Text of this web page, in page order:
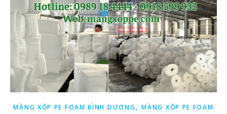
MÀNG XỐP PE FOAM BÌNH DƯƠNG,MÀNG XỐP PE FOAM